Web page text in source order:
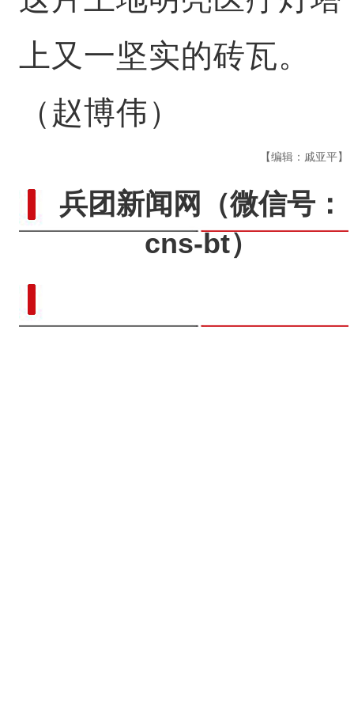
上又一坚实的砖瓦。
（赵博伟）
【编辑：戚亚平】
兵团新闻网
（微信号：
cns-bt）